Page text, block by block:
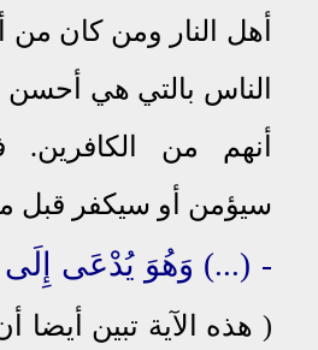
أهل النار ومن كان من
الناس بالتي هي
أنهم من الكافرين.
سيؤمن أو سيكفر قبل
-
(
...) وَهُوَ يُدْعَى إِلَى
( هذه الآية تبين أيضا